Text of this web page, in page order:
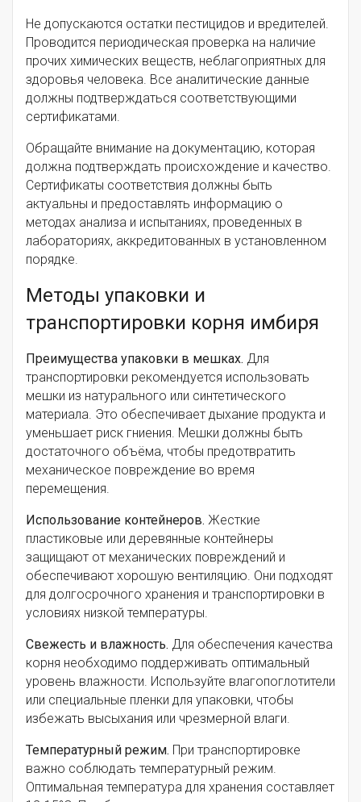
Не допускаются остатки пестицидов и вредителей.
Проводится периодическая проверка на наличие
прочих химических веществ, неблагоприятных для
здоровья человека. Все аналитические данные
должны подтверждаться соответствующими
сертификатами.
Обращайте внимание на документацию, которая
должна подтверждать происхождение и качество.
Сертификаты соответствия должны быть
актуальны и предоставлять информацию о
методах анализа и испытаниях, проведенных в
лабораториях, аккредитованных в установленном
порядке.
Методы упаковки и
транспортировки корня имбиря
Преимущества упаковки в мешках. Для
транспортировки рекомендуется использовать
мешки из натурального или синтетического
материала. Это обеспечивает дыхание продукта и
уменьшает риск гниения. Мешки должны быть
достаточного объёма, чтобы предотвратить
механическое повреждение во время
перемещения.
Использование контейнеров. Жесткие
пластиковые или деревянные контейнеры
защищают от механических повреждений и
обеспечивают хорошую вентиляцию. Они подходят
для долгосрочного хранения и транспортировки в
условиях низкой температуры.
Свежесть и влажность. Для обеспечения качества
корня необходимо поддерживать оптимальный
уровень влажности. Используйте влагопоглотители
или специальные пленки для упаковки, чтобы
избежать высыхания или чрезмерной влаги.
Температурный режим. При транспортировке
важно соблюдать температурный режим.
Оптимальная температура для хранения составляет